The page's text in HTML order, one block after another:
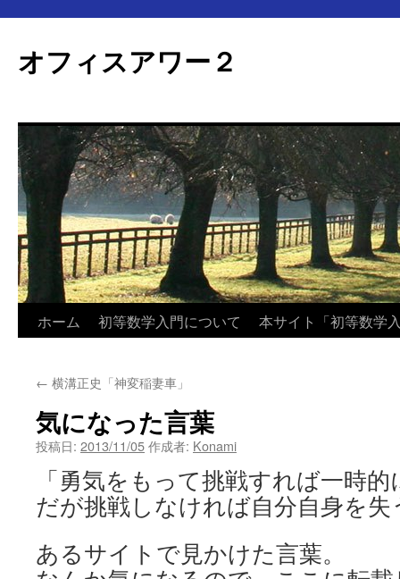
オフィスアワー２
テ
ン
ツ
ス
キ
ホーム 初等数学入門について 本サイト「初等数学
← 横溝正史「神変稲妻車」
気になった言葉
投稿日: 2013/11/05作成者: Konami
「勇気をもって挑戦すれば一時
だが挑戦しなければ自分自身を
あるサイトで見かけた言葉。